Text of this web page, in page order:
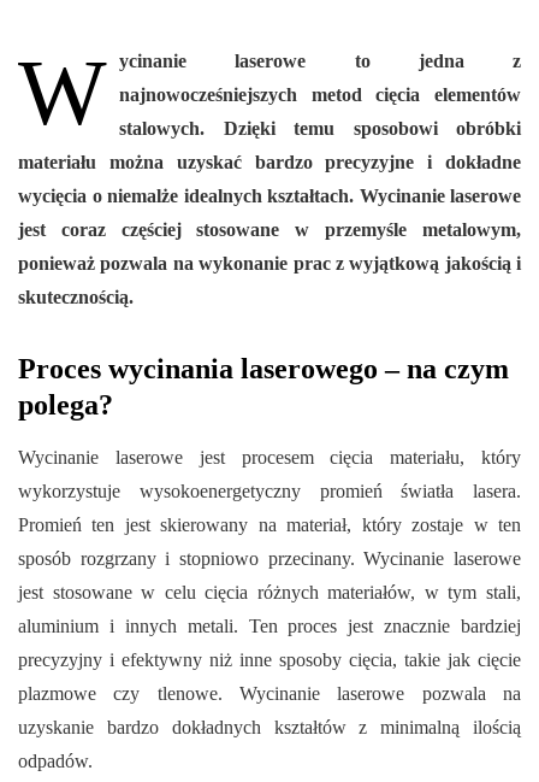
W ycinanie laserowe to jedna z
najnowocześniejszych metod cięcia elementów
stalowych. Dzięki temu sposobowi obróbki
materiału można uzyskać bardzo precyzyjne i dokładne
wycięcia o niemalże idealnych kształtach. Wycinanie laserowe
jest coraz częściej stosowane w przemyśle metalowym,
ponieważ pozwala na wykonanie prac z wyjątkową jakością i
skutecznością.
Proces wycinania laserowego – na czym
polega?
Wycinanie laserowe jest procesem cięcia materiału, który
wykorzystuje wysokoenergetyczny promień światła lasera.
Promień ten jest skierowany na materiał, który zostaje w ten
sposób rozgrzany i stopniowo przecinany. Wycinanie laserowe
jest stosowane w celu cięcia różnych materiałów, w tym stali,
aluminium i innych metali. Ten proces jest znacznie bardziej
precyzyjny i efektywny niż inne sposoby cięcia, takie jak cięcie
plazmowe czy tlenowe. Wycinanie laserowe pozwala na
uzyskanie bardzo dokładnych kształtów z minimalną ilością
odpadów.